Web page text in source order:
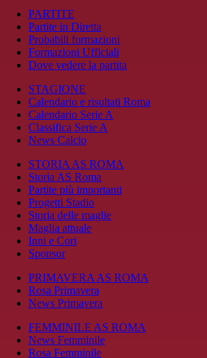
PARTITE
Partite in Diretta
Probabili formazioni
Formazioni Ufficiali
Dove vedere la partita
STAGIONE
Calendario e risultati Roma
Calendario Serie A
Classifica Serie A
News Calcio
STORIA AS ROMA
Storia AS Roma
Partite più importanti
Progetti Stadio
Storia delle maglie
Maglia attuale
Inni e Cori
Sponsor
PRIMAVERA AS ROMA
Rosa Primavera
News Primavera
FEMMINILE AS ROMA
News Femminile
Rosa Femminile